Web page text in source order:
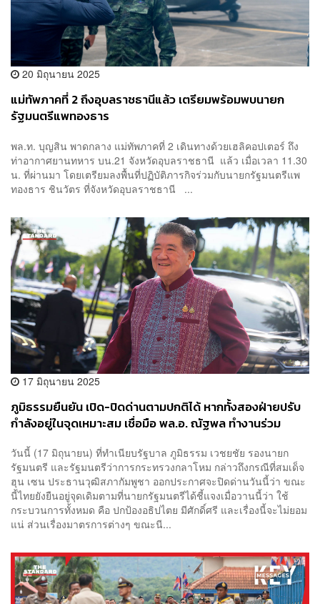
20 มิถุนายน 2025
แม่ทัพภาคที่ 2 ถึงอุบลราชธานีแล้ว เตรียมพร้อมพบนายก
รัฐมนตรีแพทองธาร
พล.ท. บุญสิน พาดกลาง แม่ทัพภาคที่ 2 เดินทางด้วยเฮลิคอปเตอร์ ถึง
ท่าอากาศยานทหาร บน.21 จังหวัดอุบลราชธานี แล้ว เมื่อเวลา 11.30
น. ที่ผ่านมา โดยเตรียมลงพื้นที่ปฏิบัติภารกิจร่วมกับนายกรัฐมนตรีแพ
ทองธาร ชินวัตร ที่จังหวัดอุบลราชธานี ...
17 มิถุนายน 2025
ภูมิธรรมยืนยัน เปิด-ปิดด่านตามปกติได้ หากทั้งสองฝ่ายปรับ
กำลังอยู่ในจุดเหมาะสม เชื่อมือ พล.อ. ณัฐพล ทำงานร่วม
วันนี้ (17 มิถุนายน) ที่ทำเนียบรัฐบาล ภูมิธรรม เวชยชัย รองนายก
รัฐมนตรี และรัฐมนตรีว่าการกระทรวงกลาโหม กล่าวถึงกรณีที่สมเด็จ
ฮุน เซน ประธานวุฒิสภากัมพูชา ออกประกาศจะปิดด่านวันนี้ว่า ขณะ
นี้ไทยยังยืนอยู่จุดเดิมตามที่นายกรัฐมนตรีได้ชี้แจงเมื่อวานนี้ว่า ใช้
กระบวนการทั้งหมด คือ ปกป้องอธิปไตย มีศักดิ์ศรี และเรื่องนี้จะไม่ยอม
แน่ ส่วนเรื่องมาตรการต่างๆ ขณะนี...